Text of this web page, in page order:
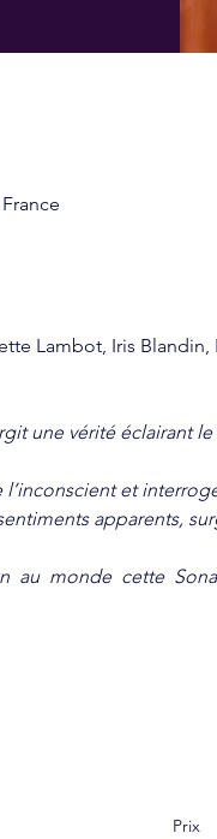
Lambot, Iris
une vérité éclairant
et
apparents,
au  monde  cette
Prix